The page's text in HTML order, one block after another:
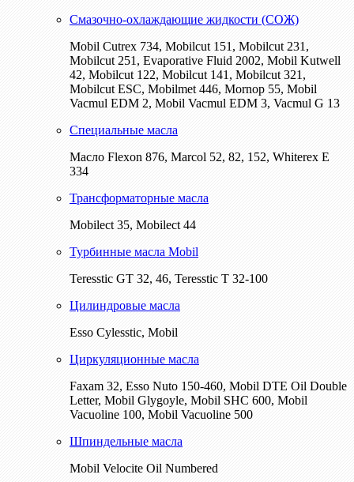
Смазочно-охлаждающие жидкости (СОЖ)
Mobil Cutrex 734, Mobilcut 151, Mobilcut 231,
Mobilcut 251, Evaporative Fluid 2002, Mobil Kutwell
42, Mobilcut 122, Mobilcut 141, Mobilcut 321,
Mobilcut ESC, Mobilmet 446, Mornop 55, Mobil
Vacmul EDM 2, Mobil Vacmul EDM 3, Vacmul G 13
Специальные масла
Масло Flexon 876, Marcol 52, 82, 152, Whiterex E
334
Трансформаторные масла
Mobilect 35, Mobilect 44
Турбинные масла Mobil
Teresstic GT 32, 46, Teresstic T 32-100
Цилиндровые масла
Esso Cylesstic, Mobil
Циркуляционные масла
Faxam 32, Esso Nuto 150-460, Mobil DTE Oil Double
Letter, Mobil Glygoyle, Mobil SHC 600, Mobil
Vacuoline 100, Mobil Vacuoline 500
Шпиндельные масла
Mobil Velocite Oil Numbered